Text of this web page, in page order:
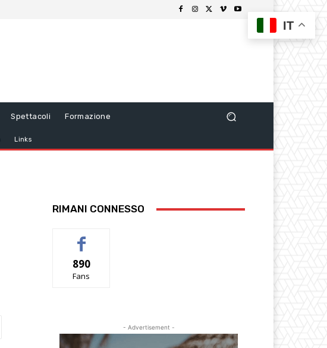
Spettacoli Formazione
Links
RIMANI CONNESSO
890
Fans
- Advertisement -
IT